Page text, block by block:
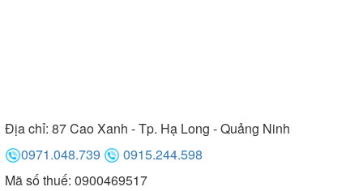
Địa chỉ: 87 Cao Xanh - Tp. Hạ Long - Quảng Ninh
0971.048.739
0915.244.598
Mã số thuế: 0900469517